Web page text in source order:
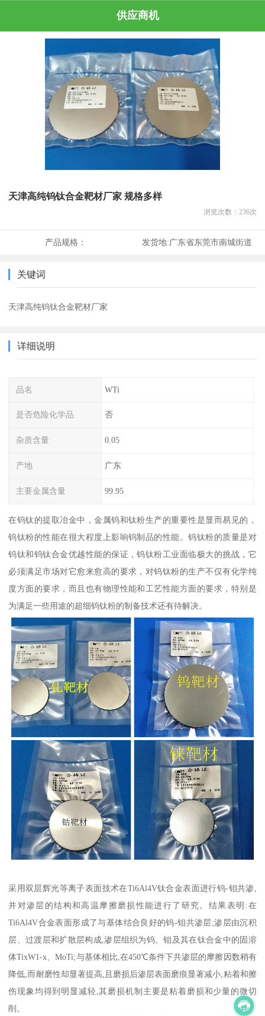
供应商机
天津高纯钨钛合金靶材厂家 规格多样
浏览次数： 236次
产品规格： 发货地:广东省东莞市南城街道
关键词
天津高纯钨钛合金靶材厂家
详细说明
品名 WTi
是否危险化学品 否
杂质含量 0.05
产地 广东
主要金属含量 99.95
在钨钛的提取冶金中，金属钨和钛粉生产的重要性是显而易见的，
钨钛粉的性能在很大程度上影响钨制品的性能。钨钛粉的质量是对
钨钛和钨钛合金优越性能的保证，钨钛粉工业面临极大的挑战，它
必须满足市场对它愈来愈高的要求，对钨钛粉的生产不仅有化学纯
度方面的要求，而且也有物理性能和工艺性能方面的要求，特别是
为满足一些用途的超细钨钛粉的制备技术还有待解决。
采用双层辉光等离子表面技术在Ti6Al4V钛合金表面进行钨-钼共渗,
并对渗层的结构和高温摩擦磨损性能进行了研究。结果表明:在
Ti6Al4V合金表面形成了与基体结合良好的钨-钼共渗层;渗层由沉积
层、过渡层和扩散层构成,渗层组织为钨、钼及其在钛合金中的固溶
体TixW1-x、MoTi;与基体相比,在450℃条件下共渗层的摩擦因数稍有
降低,而耐磨性却显著提高,且磨损后渗层表面磨痕显著减小,粘着和擦
伤现象均得到明显减轻,其磨损机制主要是粘着磨损和少量的微切
削。